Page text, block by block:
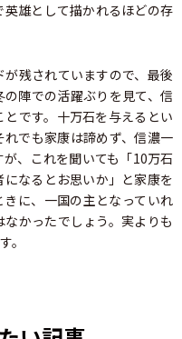
雄として描かれるほどの存
残されていますので、最後
陣での活躍ぶりを見て、信
です。十万石を与えるとい
でも家康は諦めず、信濃一
、これを聞いても「10万石
なるとお思いか」と家康を
に、一国の主となっていれ
かったでしょう。実よりも
。